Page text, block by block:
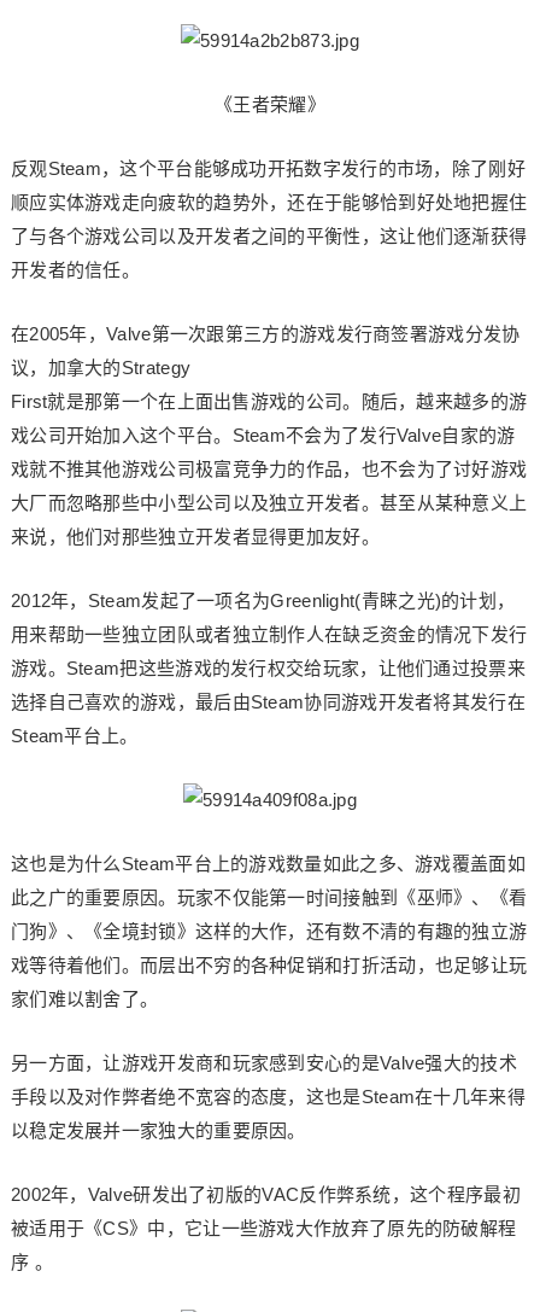
《王者荣耀》
反观Steam，这个平台能够成功开拓数字发行的市场，除了刚好
顺应实体游戏走向疲软的趋势外，还在于能够恰到好处地把握住
了与各个游戏公司以及开发者之间的平衡性，这让他们逐渐获得
开发者的信任。
在2005年，Valve第一次跟第三方的游戏发行商签署游戏分发协
议，加拿大的Strategy
First就是那第一个在上面出售游戏的公司。随后，越来越多的游
戏公司开始加入这个平台。Steam不会为了发行Valve自家的游
戏就不推其他游戏公司极富竞争力的作品，也不会为了讨好游戏
大厂而忽略那些中小型公司以及独立开发者。甚至从某种意义上
来说，他们对那些独立开发者显得更加友好。
2012年，Steam发起了一项名为Greenlight(青睐之光)的计划，
用来帮助一些独立团队或者独立制作人在缺乏资金的情况下发行
游戏。Steam把这些游戏的发行权交给玩家，让他们通过投票来
选择自己喜欢的游戏，最后由Steam协同游戏开发者将其发行在
Steam平台上。
这也是为什么Steam平台上的游戏数量如此之多、游戏覆盖面如
此之广的重要原因。玩家不仅能第一时间接触到《巫师》、《看
门狗》、《全境封锁》这样的大作，还有数不清的有趣的独立游
戏等待着他们。而层出不穷的各种促销和打折活动，也足够让玩
家们难以割舍了。
另一方面，让游戏开发商和玩家感到安心的是Valve强大的技术
手段以及对作弊者绝不宽容的态度，这也是Steam在十几年来得
以稳定发展并一家独大的重要原因。
2002年，Valve研发出了初版的VAC反作弊系统，这个程序最初
被适用于《CS》中，它让一些游戏大作放弃了原先的防破解程
序 。